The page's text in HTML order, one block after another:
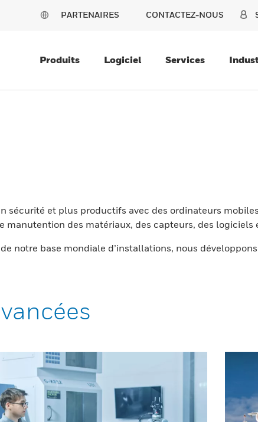
PARTENAIRES CONTACTEZ-NOUS
Produits Logiciel Services
et plus productifs avec des ordinateurs
des matériaux, des capteurs, des logiciels
notre base mondiale d’installations, nous